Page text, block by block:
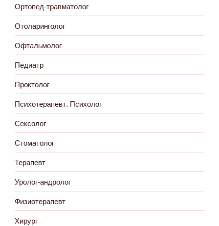
Ортопед-травматолог
Отоларинголог
Офтальмолог
Педиатр
Проктолог
Психотерапевт. Психолог
Сексолог
Стоматолог
Терапевт
Уролог-андролог
Физиотерапевт
Хирург